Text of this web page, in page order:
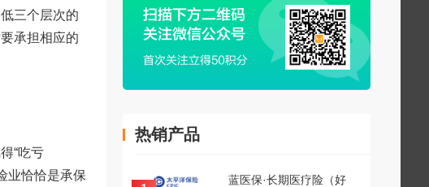
三个层次的
承担相应的
“吃亏
业恰恰是承保
热销产品
蓝医保·长期医疗险（好